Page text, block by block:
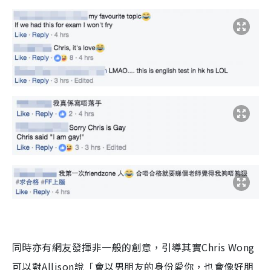
同時亦有網友發揮非一般的創意，引導其實Chris Wong
可以對Allison說「會以男朋友的身份愛你，也會像好朋